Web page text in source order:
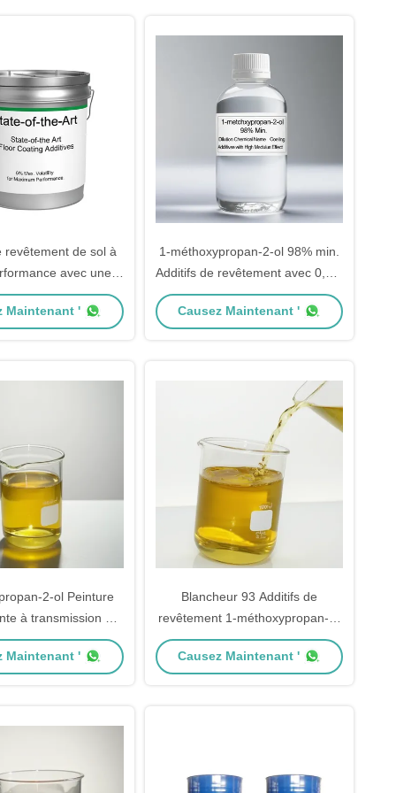
revêtement de sol à
avec une
de 6% et une
de 98 à 100 MPa.
Maintenant '
1-méthoxypropan-2-ol 98% min.
Additifs de revêtement avec 0,5%
max. de perte au chauffage et
6% max. de volatilité
Causez Maintenant '
2-ol Peinture
à transmission UV
les sols sûrs et
aux glissades
Maintenant '
Blancheur 93 Additifs de
revêtement 1-méthoxypropan-2-
ol pour revêtements stables et à
blancheur élevée
Causez Maintenant '